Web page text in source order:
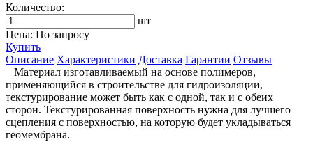
Количество:
шт
Цена: По запросу
Купить
Описание Характеристики Доставка Гарантии Отзывы
Материал изготавливаемый на основе полимеров,
применяющийся в строительстве для гидроизоляции,
текстурирование может быть как с одной, так и с обеих
сторон. Текстурированная поверхность нужна для лучшего
сцепления с поверхностью, на которую будет укладываться
геомембрана.